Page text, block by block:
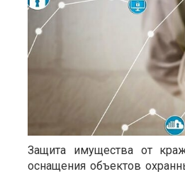
Защита имущества от
оснащения объектов